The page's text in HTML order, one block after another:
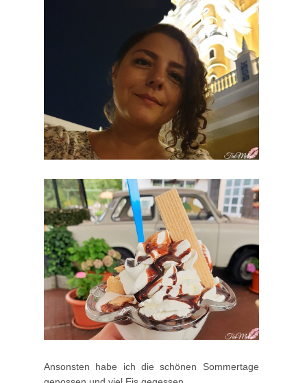
Ansonsten habe ich die schönen Sommertage